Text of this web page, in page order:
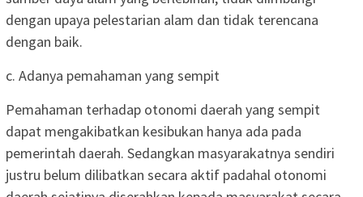
dengan upaya pelestarian alam dan tidak terencana
dengan baik.
c. Adanya pemahaman yang sempit
Pemahaman terhadap otonomi daerah yang sempit
dapat mengakibatkan kesibukan hanya ada pada
pemerintah daerah. Sedangkan masyarakatnya sendiri
justru belum dilibatkan secara aktif padahal otonomi